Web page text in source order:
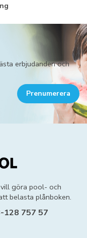
erbjudanden och
Prenumerera
göra pool- och
belasta plånboken.
128 757 57